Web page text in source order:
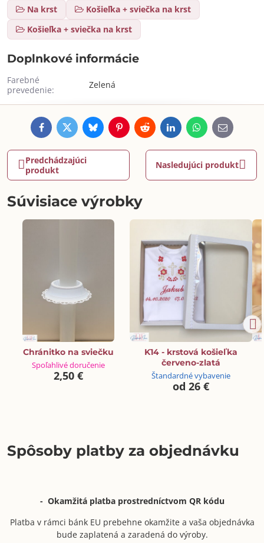
Na krst
Košieľka + sviečka na krst
Košieľka + sviečka na krst
Doplnkové informácie
Farebné
prevedenie:
Zelená
FacebookTwitterBlueskyPinterestRedditLinkedInWhatsApp
E-
mail
Predchádzajúci
produkt
Nasledujúci produkt
Súvisiace výrobky
Chránitko na sviečku
Spoľahlivé doručenie
2,50 €
K14 - krstová košieľka
červeno-zlatá
Štandardné vybavenie
od 26 €
Spôsoby platby za objednávku
- Okamžitá platba prostredníctvom QR kódu
Platba v rámci bánk EU prebehne okamžite a vaša objednávka
bude zaplatená a zaradená do výroby.